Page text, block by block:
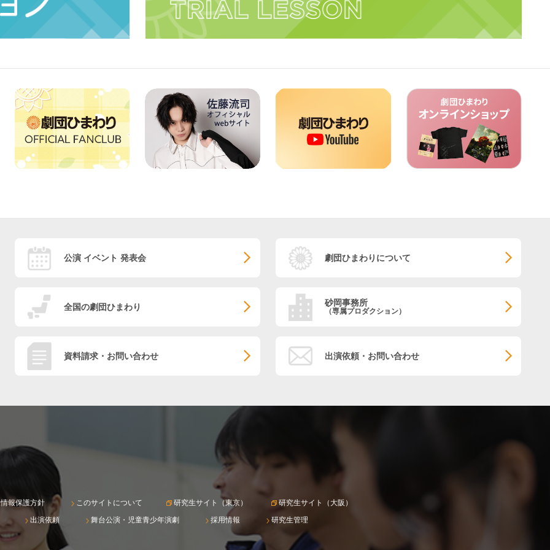
公演 イベント 発表会 劇団ひまわりについて
全国の劇団ひまわり 砂岡事務所
（専属プロダクション）
資料請求・お問い合わせ 出演依頼・お問い合わせ
報保護方針 このサイトについて 研究生サイト（東京）
研究生サイト（大阪）
出演依頼
舞台公演・児童青少年演劇 採用情報 研究生管理